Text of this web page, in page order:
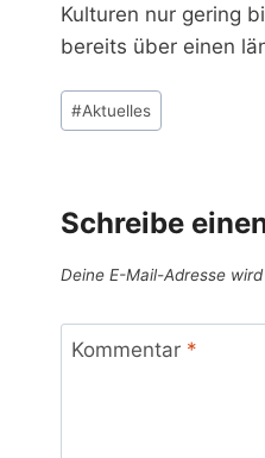
Kulturen nur gering
bereits über einen
Schlagworte:
#Aktuelles
Schreibe
Deine E-Mail-Adresse
Kommentar *